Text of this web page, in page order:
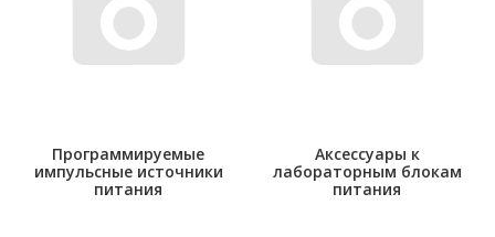
Программируемые
импульсные источники
питания
Аксессуары к
лабораторным блокам
питания